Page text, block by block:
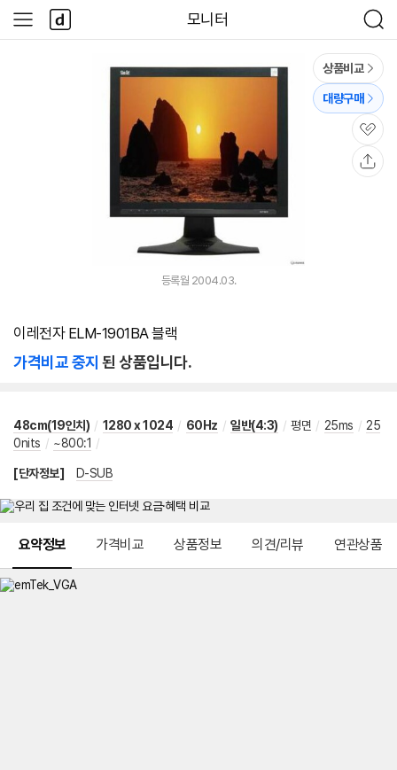
모니터
검
색
사
이
다
나
와
상품비교
대량구매
관
심
등록월 2004.03.
이레전자 ELM-1901BA 블랙
가격비교 중지 된 상품입니다.
48cm(19인치) / 1280 x 1024 / 60Hz / 일반(4:3) / 평면 / 25ms / 25
0nits / ~800:1 /
[단자정보] D-SUB
요약정보 가격비교 상품정보 의견/리뷰 연관상품